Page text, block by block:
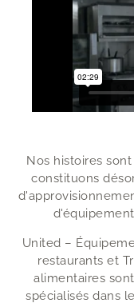
Nos histoires
constituons
United –
restaurants et
alimentaires
spécialisés dans